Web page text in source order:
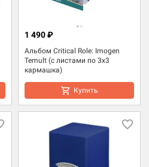
Альбом Critical Role: Imogen
Temult (с листами по 3x3
кармашка)
1 490 ₽
Купить